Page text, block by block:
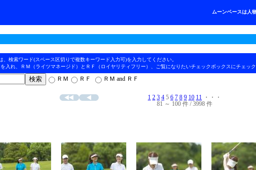
ムーンベースは人
、検索ワード(スペース区切りで複数キーワード入力可)を入力してください。
入れ、ＲＭ（ライツマネージド）とＲＦ（ロイヤリティフリー）、ご覧になりたいチェックボックスにチェッ
ＲＭ ＲＦ ＲＭ and ＲＦ
1 2 3 4 5 6 7 8 9 10 11 ・・・
81 ～ 100 件 / 3998 件